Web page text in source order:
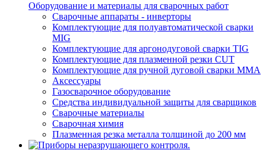
Оборудование и материалы для сварочных работ
Сварочные аппараты - инверторы
Комплектующие для полуавтоматической сварки
MIG
Комплектующие для аргонодуговой сварки TIG
Комплектующие для плазменной резки CUT
Комплектующие для ручной дуговой сварки MMA
Аксессуары
Газосварочное оборудование
Средства индивидуальной защиты для сварщиков
Сварочные материалы
Сварочная химия
Плазменная резка металла толщиной до 200 мм